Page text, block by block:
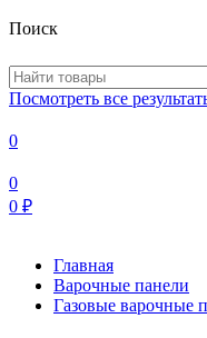
Поиск
Посмотреть все
0
0
0 ₽
Главная
Варочные панели
Газовые варочные